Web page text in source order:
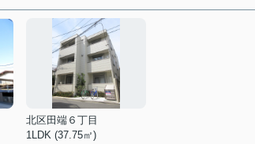
北区田端６丁目
1LDK (37.75㎡)